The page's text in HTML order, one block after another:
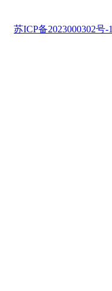
苏ICP备2023000302号-1